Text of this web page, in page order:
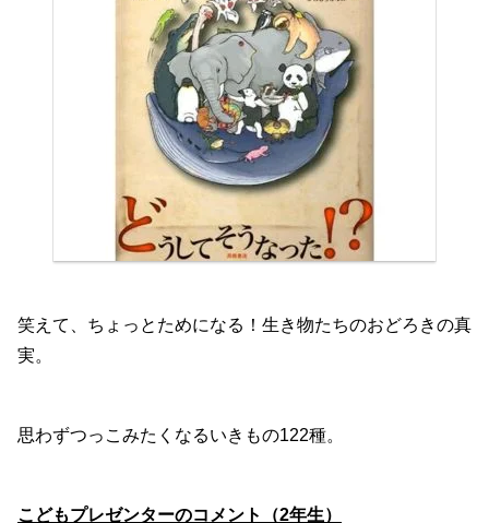
笑えて、ちょっとためになる！生き物たちのおどろきの真
実。
思わずつっこみたくなるいきもの122種。
こどもプレゼンターのコメント（2年生）